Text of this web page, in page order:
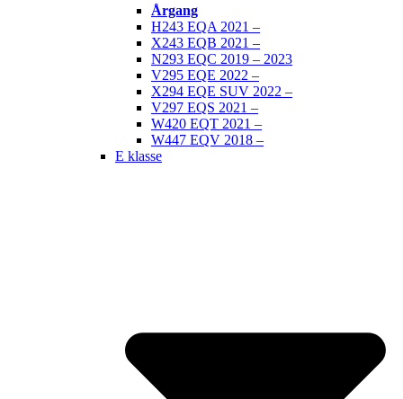
Årgang
H243 EQA 2021 –
X243 EQB 2021 –
N293 EQC 2019 – 2023
V295 EQE 2022 –
X294 EQE SUV 2022 –
V297 EQS 2021 –
W420 EQT 2021 –
W447 EQV 2018 –
E klasse